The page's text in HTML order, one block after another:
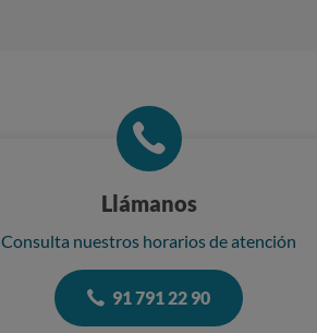
Llámanos
Consulta nuestros horarios de atención
91 791 22 90